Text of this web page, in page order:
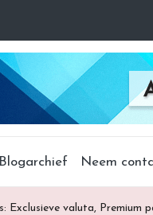
Blogarchief Neem
valuta, Premium